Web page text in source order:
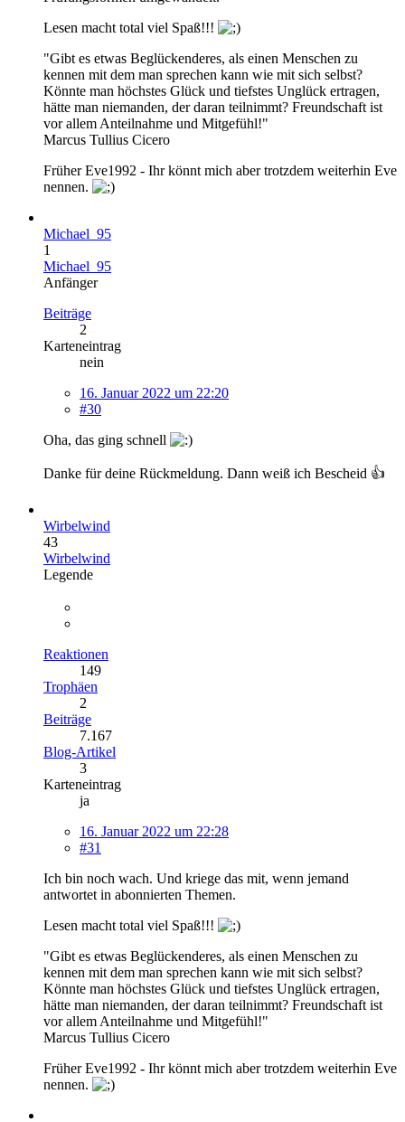
Lesen macht total viel Spaß!!!
"Gibt es etwas Beglückenderes, als einen Menschen zu
kennen mit dem man sprechen kann wie mit sich selbst?
Könnte man höchstes Glück und tiefstes Unglück ertragen,
hätte man niemanden, der daran teilnimmt? Freundschaft ist
vor allem Anteilnahme und Mitgefühl!"
Marcus Tullius Cicero
Früher Eve1992 - Ihr könnt mich aber trotzdem weiterhin Eve
nennen.
Michael_95
1
Michael_95
Anfänger
Beiträge
2
Karteneintrag
nein
16. Januar 2022 um 22:20
#30
Oha, das ging schnell
Danke für deine Rückmeldung. Dann weiß ich Bescheid 👍
Wirbelwind
43
Wirbelwind
Legende
Reaktionen
149
Trophäen
2
Beiträge
7.167
Blog-Artikel
3
Karteneintrag
ja
16. Januar 2022 um 22:28
#31
Ich bin noch wach. Und kriege das mit, wenn jemand
antwortet in abonnierten Themen.
Lesen macht total viel Spaß!!!
"Gibt es etwas Beglückenderes, als einen Menschen zu
kennen mit dem man sprechen kann wie mit sich selbst?
Könnte man höchstes Glück und tiefstes Unglück ertragen,
hätte man niemanden, der daran teilnimmt? Freundschaft ist
vor allem Anteilnahme und Mitgefühl!"
Marcus Tullius Cicero
Früher Eve1992 - Ihr könnt mich aber trotzdem weiterhin Eve
nennen.